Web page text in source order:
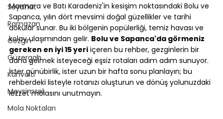
Seyahat
Ramazan
Gezgin
Güzergah
Kahvaltı
Mevsimsel
Mola Noktaları
Marmara ve Batı Karadeniz'in kesişim noktasındaki Bolu ve
Sapanca, yılın dört mevsimi doğal güzellikler ve tarihi
dokular sunar. Bu iki bölgenin popülerliği, temiz havası ve
kolay ulaşımından gelir. Bolu ve Sapanca'da görmeniz
gereken en iyi 15 yeri içeren bu rehber, gezginlerin bir
daha gelmek isteyeceği eşsiz rotaları adım adım sunuyor.
İster günübirlik, ister uzun bir hafta sonu planlayın; bu
rehberdeki listeyle rotanızı oluşturun ve dönüş yolunuzdaki
lezzet molasını unutmayın.